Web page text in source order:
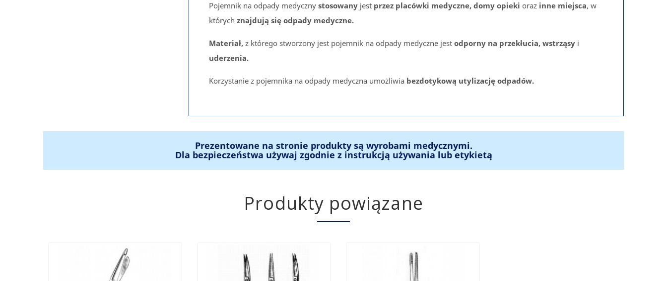
Pojemnik na odpady medyczny stosowanyjest przez placówki medyczne, domy opieki oraz inne miejsca, w
których znajdują się odpady medyczne.
Materiał,z którego stworzony jest pojemnik na odpady medyczne jest odporny na przekłucia, wstrząsy i
uderzenia.
Korzystanie z pojemnika na odpady medyczna umożliwia bezdotykową utylizację odpadów.
Prezentowane na stronie produkty są wyrobami medycznymi.
Dla bezpieczeństwa używaj zgodnie z instrukcją używania lub etykietą
Produkty powiązane